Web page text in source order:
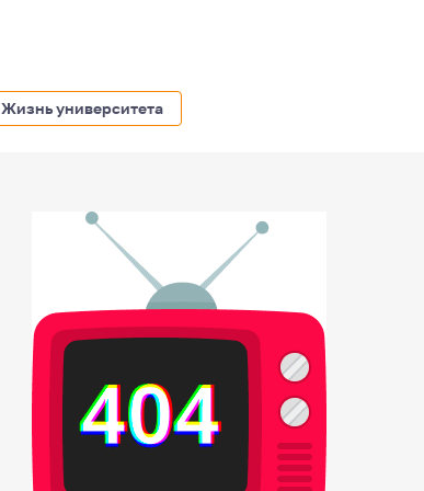
Жизнь университета